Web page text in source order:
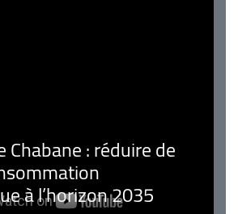
Chabane : réduire de
à l’horizon 2035